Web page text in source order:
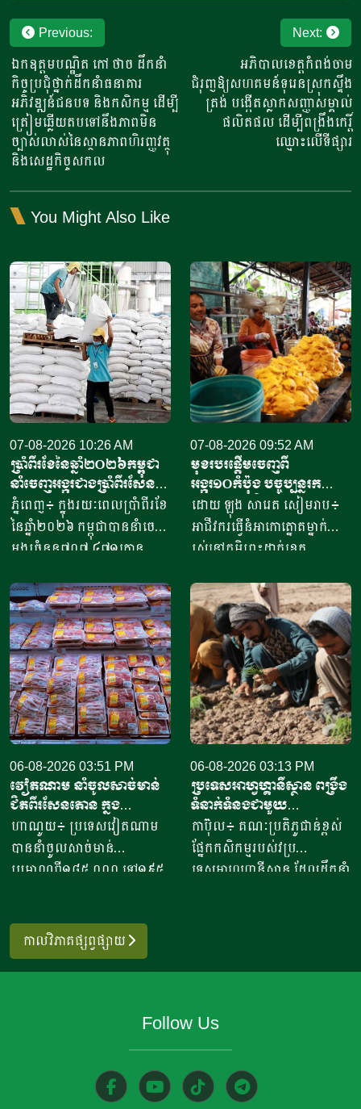
Post
navigation
Previous:
ឯកឧត្តមបណ្ឌិត កៅ ថាច ដឹកនាំ
កិច្ចប្រជុំថ្នាក់ដឹកនាំធនាគារ
អភិវឌ្ឍន៍ជនបទ និងកសិកម្ម ដើម្បី
ត្រៀមឆ្លើយតបទៅនឹងភាពមិន
ច្បាស់លាស់នៃស្ថានភាពហិរញ្ញវត្ថុ
និងសេដ្ឋកិច្ចសកល
Next:
អភិបាលខេត្តកំពង់ចាម
ជំរុញឱ្យសហគមន៍ទុរេនស្រុកស្ទឹង
ត្រង់ បង្កើតស្លាកសញ្ញាសម្គាល់
ផលិតផល ដើម្បីពង្រឹងកេរ្តិ៍
ឈ្មោះលើទីផ្សារ
You Might Also Like
07-08-2026 10:26 AM
ប្រាំពីរខែនៃឆ្នាំ​២០២៦កម្ពុជា
នាំចេញអង្ករជាងប្រាំពីរសែន​
តោន គិតជាទឹកប្រាក់​
ជាង៤១៥លានដុល្លារ
ភ្នំពេញ៖ ក្នុងរយៈពេលប្រាំពីរខែ
នៃឆ្នាំ២០២៦ កម្ពុជាបាននាំចេញ
អង្ករចំនួន៧០៧ ៤៧១តោន​
ចំនួន៦១ក្រុមហ៊ុន ដោយនាំ
ចេញទៅកាន់គោលដៅចំនួន៦៦
ដែលក្នុងនោះទៅកាន់បណ្តា
ប្រទេសនៅក្នុងតំបន់អឺរ៉ុប
ចំនួន៣៣ ​បានបរិមាណអង្ករ
ចំនួន២០៧ ១៥៧តោន គិតជា
ទឹកប្រាក់ចំនួន១៥៦,៤៥​លាន
ដុល្លារ។ ឧកញ៉ា ឡាយ ឈុនហួ
ប្រធានសហព័ន្ធស្រូវអង្ករកម្ពុជា
បានមានប្រសាសន៍ថា ការនាំ
ចេញអង្ករសម្រាប់ឆ្នាំ២០២៦នេះ
នឹងសម្រេចបានជោគជ័យតាម
ផែនការ ហើយ​មិនមានបញ្ហាអ្វី
ចោទនោះទេ ជាពិសេស ស្រប
រដ្ឋាភិបាល ដឹកនាំរបស់ស
ម្តេចតេជោ ហ៊ុន សែន ជាអតីត
ម៉ាណែត នាយកដ្ឋមន្រ្តី។​​ ឧកញ៉ា
បញ្ជាក់ថា ជាលទ្ធផលត្រឹមប្រាំ
ពីរខែនេះ កម្ពុជានាំចេញបាន
ជាង៧០៧ ៤៧១តោន​ ធៀបនឹង
07-08-2026 09:52 AM
មុខរបរផ្តើមចេញពី
អង្ករ១០កំប៉ុង​ បច្ចុប្បន្ន​រក
ចំណូលបាន​ជិត១០លានរៀល
ក្នុងមួយថ្ងៃ
ដោយ ឡុង សារេត​ សៀមរាប៖ ​
អាជីវករ​​ធ្វើនំអាកោត្នោត​ម្នាក់
រស់នៅភូមិព្រះដាក់ខេត្ត
ចាប់ផ្តើម​ដំបូង​ចេញពីអង្ករ​
១០កំប៉ុង ឬមានទម្ងន់​ប្រហែល​បី
គីឡូក្រាម រហូតមកដល់ឆ្នាំ​
២០២៦នេះ អាច​លក់នំបាន​ពី៤
០០០ ទៅ​៨០០០នំ​ គិតជាប្រាក់
ចំណូលសរុបបានពីបីលានដល់​
ប្រាំបីលានរៀល​ក្នុងមួយថ្ងៃ​។ អ្នក
ស្រី ថ្លុង ថាន ម្ចាស់ហាង​យីហោ
“អាកោត្នោតព្រះដាក់” នៅឃុំព្រះ
ដាក់​ ស្រុក​បន្ទាយស្រី ខេត្ត
សៀមរាប​ បានឱ្យដឹង​ថា មុខរបរ
ធ្វើនំអាកោត្នោត​លក់ជូនប្រជា
ពលរដ្ឋនិងភ្ញៀវទេសចរណ៍
អន្តរជាតិ​ ក្នុងពេលសព្វថ្ងៃនេះ
ហើយ​នំអាកោត្នោតជាចំណីមួយ
ប្រភេទ​ ដែលប្រជាពលរដ្ឋរស់នៅ
ក្នុងតំបន់​និយម​ពិសា។​ អ្នកស្រី
លើកឡើង​ថា នៅក្នុងសម័យកូវីដ​
06-08-2026 03:51 PM
វៀតណាម នាំចូលសាច់មាន់
ជិតពីរសែនតោន ក្នុង
ឆមាសទី១ ដោយភាគច្រើននាំ
ចូលពីអាម៉េរិក
ហាណូយ៖ ប្រទេសវៀតណាម
បាននាំចូលសាច់មាន់
ប្រមាណពី១៨៥ ០០០ ទៅ១៩៥
នាំចូលពីសហរដ្ឋអាម៉េរិក មាន
រហូតដល់ជិត៦២ភាគរយនៃ
ប្រមាណពី១៩០ ទៅ២០៥លាន
ឡើងពី២៦ ទៅ៣៧,៦ភាគរយ
06-08-2026 03:13 PM
ប្រទេសអាហ្វហ្គានីស្ថាន ពង្រឹង
ទំនាក់ទំនងជាមួយ
ប្រទេសម៉ុលដូវ៉ា ដើម្បីជំរុញ
កិច្ចសហប្រតិបត្តិការផ្នែក
វិទ្យាសាស្ត្រ និងកសិកម្ម
កាប៊ុល៖ គណៈប្រតិភូជាន់ខ្ពស់
ផ្នែកកសិកម្មរបស់វប្រ
ទេសអាហ្វហ្គានីស្ថាន ដែលដឹកនាំ
ប្រតិបត្តិការរវាងប្រទេសទាំងពីរ
គ្រប់គ្រងសត្វល្អិតចង្រៃ។
កាលវិភាគផ្សព្វផ្សាយ
Follow Us